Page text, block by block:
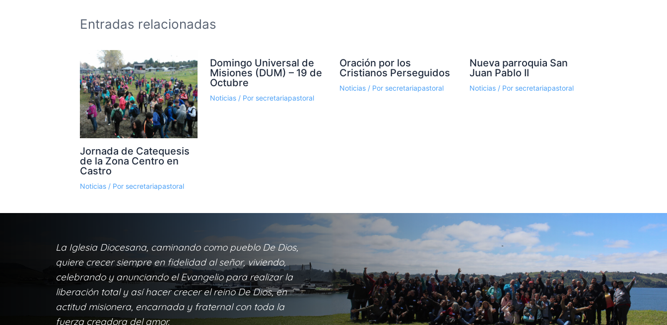
Entradas relacionadas
Jornada de Catequesis
de la Zona Centro en
Castro
Noticias / Por secretariapastoral
Domingo Universal de
Misiones (DUM) – 19 de
Octubre
Noticias/ Por secretariapastoral
Oración por los
Cristianos Perseguidos
Noticias / Por secretariapastoral
Nueva parroquia San
Juan Pablo II
Noticias / Por secretariapastoral
La Iglesia Diocesana, caminando como pueblo De Dios,
quiere crecer siempre en fidelidad al señor, viviendo,
celebrando y anunciando el Evangelio para realizar la
liberación total y así hacer crecer el reino De Dios, en
actitud misionera, encarnada y fraternal con toda la
fuerza creadora del amor.